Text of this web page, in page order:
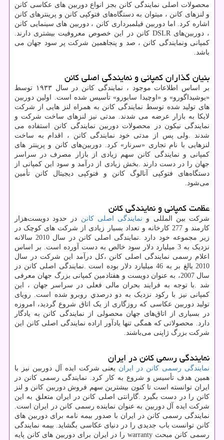
محصولات اصلی نمایندگی کانن بجز انواع دوربین های عکاسی کانن
و لنزهای کانن ، میتوان به دستگاه‌های فتوکپی کانن و پرینترهای کانن
اشاره کرد. اما دوربین فیلمبرداری کانن ، دوربین های سینمایی کانن
، دوربین‌های DSLRکانن در این خصوص معروفیت بیشتری دارند.
کمپانی ونمایندگی کانن ، صد و پنجاهمین شرکت پر سود جهان می
باشد.
بنیان گذاران کمپانی و نمایندگی اصلی کانن
بر اساس اطلاعات موجود ، نمایندگی کانن در سال ۱۹۳۳ توسط
«یوشیداگورو» و «اوچیدا سابورو» تأسیس شده است. اولین دوربین
های تولید شده توسط نمایندگی کانن به همراه لنز هایی از شرکت
لایکا به بازار عرضه می شدند. مدتی نیز لنزهای ساخت شرکت و
نمایندگی نیکون در محصولات دوربین نمایندگی کانن استفاده می
شدند.ولی پس از مدتی خود نمایندگی کانن ، اقدام به ساخت
لنزهایی با نام تجاری «سرنار» کرد. دوربین‌های کانن و پرینتر های
کمپانی و نمایندگی کانن سهم زیادی از بازار مصرف در سراسر
جهان را در دست دارند .بخش زیادی از درآمد و سود این کمپانی از
دستگاه‌های فتوکپی آنالوگ کانن و فتوکپی دیجیتال کانن تأمین
می‌شود.
عظمت کمپانی و نمایندگی کانن
شرکت بین المللی و نمایندگی اصلی کانن در حدود دویست‌هزار
کارمند و 277 کارخانه و تعداد بسیار زیادی از شرکت های کوچک در
زیر مجموعه خود دارد.
نمایندگی اصلی کانن در سال 2010 سالانه
نزدیک به 3 ميليارد دلار سود خالص به دست آورده است. بر اساس
اعلام رسمی نمایندگی اصلی کانن ،کل درآمد این شرکت در سال
2010 بالغ بر به 46 ميليارد دلار بوده است
.نمایندگی اصلی کانن در
سال2007، به عنوان دویست و هفتادمین کمپانی بزرگ جهان معرفی
شد .با توجه به فرایند بحران مالی فعلی در سراسر جهان ، این
کمپانی نیز با رکود نزدیک به دو درصدي روبرو شده است. رویای
تولید دوربین عکاسی که روزگاری از یک اتاق شروع گردید، امروزه
در بسیاری از اتاق‌های جهان محصولی از نمایندگی کانن به یادگار
دارد. محصولاتی که همگی تنها یادآور اراده نمایندگی اصلی کانن این
شرکت بزرگ ژاپنی می‌باشند.
نمایندگی رسمی کانن در ایران
نمایندگی رسمی کانن در ایران یعنی شرکت ایده آل دوربین نیز با
همین هدف تأسیس و شروع به کار کرد. نمایندگی رسمی کانن در
ایران توانسته است تا کنون بیشترین سهم فروش دوربین کانن و لنز
کانن را در دست بگیرد .گارانتی اصلی کانن در ایران متعلق به این
شرکت ایده آل دوربین به عنوان نماینده رسمی کانن در ایران است.
نمایندگی رسمی کانن در ایران با صدور بیمه نامه برای دوربین های
کانن توانست باب جدیدی را در دنیای عکاسی بگشاید. بیمه نمایندگی
رسمی کانن مبحث warranty را در ایران برای دوربین های کانن پایه